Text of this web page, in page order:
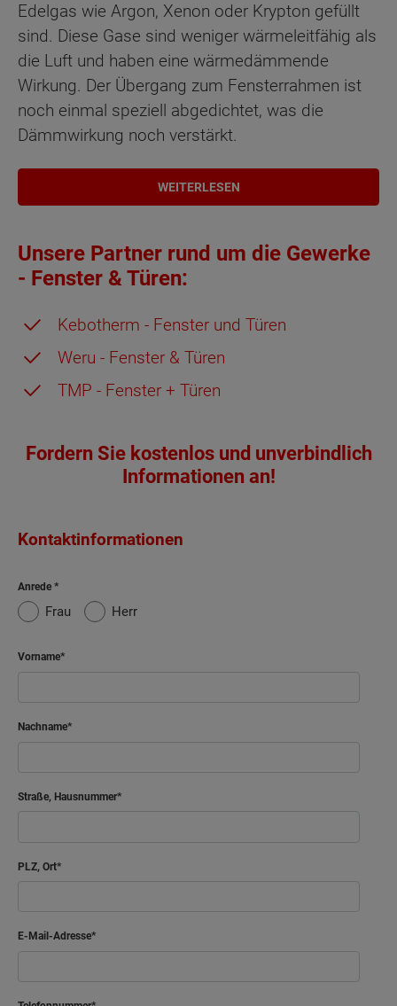
Edelgas wie Argon, Xenon oder Krypton gefüllt
sind. Diese Gase sind weniger wärmeleitfähig als
die Luft und haben eine wärmedämmende
Wirkung. Der Übergang zum Fensterrahmen ist
noch einmal speziell abgedichtet, was die
Dämmwirkung noch verstärkt.
WEITERLESEN
Unsere Partner rund um die Gewerke
- Fenster & Türen:
Kebotherm - Fenster und Türen
Weru - Fenster & Türen
TMP - Fenster + Türen
Fordern Sie kostenlos und unverbindlich
Informationen an!
Kontaktinformationen
Anrede
Frau Herr
Vorname
Nachname
Straße, Hausnummer
PLZ, Ort
E-Mail-Adresse